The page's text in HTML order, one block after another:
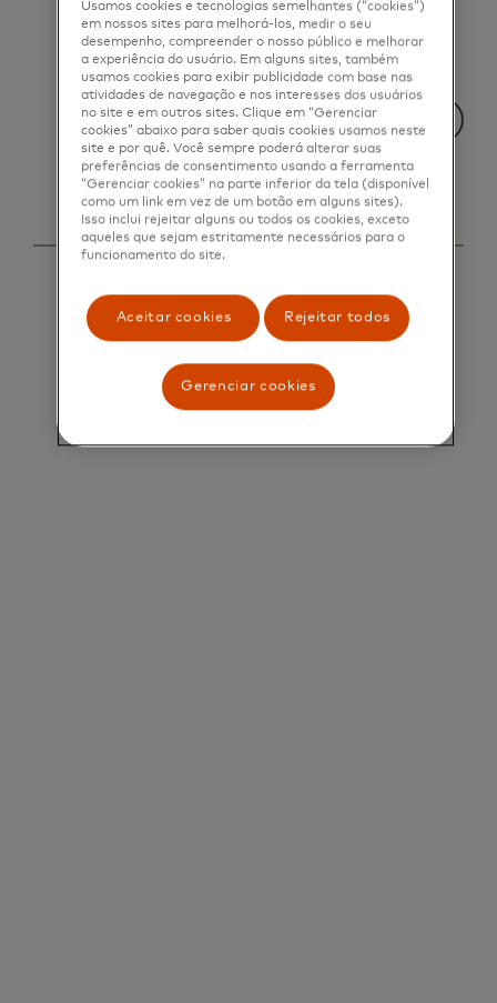
Usamos cookies e tecnologias semelhantes (“cookies”)
em nossos sites para melhorá-los, medir o seu
desempenho, compreender o nosso público e melhorar
a experiência do usuário. Em alguns sites, também
usamos cookies para exibir publicidade com base nas
atividades de navegação e nos interesses dos usuários
no site e em outros sites. Clique em “Gerenciar
cookies” abaixo para saber quais cookies usamos neste
site e por quê. Você sempre poderá alterar suas
preferências de consentimento usando a ferramenta
“Gerenciar cookies” na parte inferior da tela (disponível
como um link em vez de um botão em alguns sites).
Isso inclui rejeitar alguns ou todos os cookies, exceto
aqueles que sejam estritamente necessários para o
funcionamento do site.
Aceitar cookies Rejeitar todos
Gerenciar cookies